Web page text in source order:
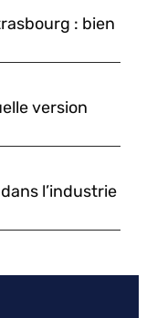
: bien
version
l’industrie